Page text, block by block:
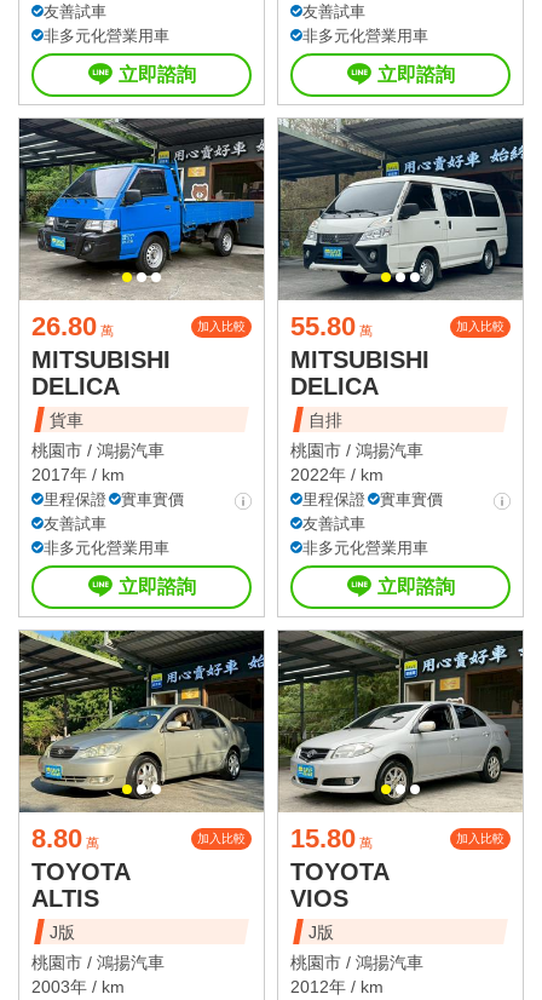
友善試車
非多元化營業用車
立即諮詢
友善試車
非多元化營業用車
立即諮詢
26.80 萬 加入比較
MITSUBISHI
DELICA
貨車
桃園市 / 鴻揚汽車
2017年 / km
里程保證
實車實價
友善試車
非多元化營業用車
立即諮詢
55.80 萬 加入比較
MITSUBISHI
DELICA
自排
桃園市 / 鴻揚汽車
2022年 / km
里程保證
實車實價
友善試車
非多元化營業用車
立即諮詢
8.80 萬 加入比較
TOYOTA
ALTIS
J版
桃園市 / 鴻揚汽車
2003年 / km
15.80 萬 加入比較
TOYOTA
VIOS
J版
桃園市 / 鴻揚汽車
2012年 / km